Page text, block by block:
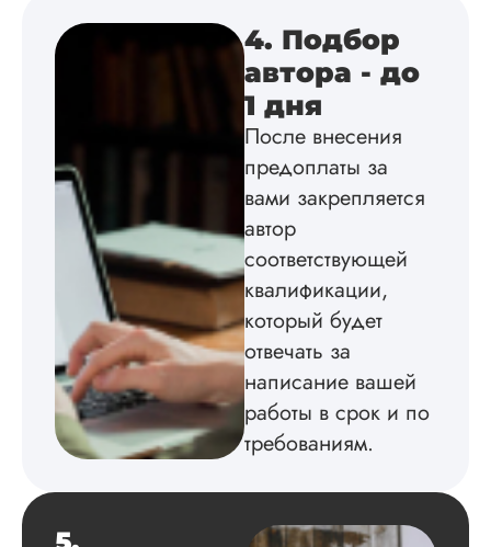
подробно
по всем вопросам.
Инна
Вид работы:
Диссертация
Дата:
Магистерскую
диссертацию по
философии
на твердую 5.
Грамотно
приложения,
4. Подбор
автора - до
1 дня
После внесения
предоплаты за
вами закрепляется
автор
соответствующей
квалификации,
который будет
отвечать за
написание вашей
работы в срок и по
требованиям.